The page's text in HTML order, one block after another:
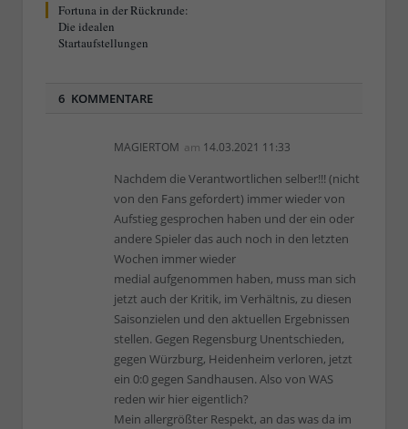
Fortuna in der Rückrunde:
Die idealen
Startaufstellungen
6 KOMMENTARE
MAGIERTOM am 14.03.2021 11:33
Nachdem die Verantwortlichen selber!!! (nicht
von den Fans gefordert) immer wieder von
Aufstieg gesprochen haben und der ein oder
andere Spieler das auch noch in den letzten
Wochen immer wieder
medial aufgenommen haben, muss man sich
jetzt auch der Kritik, im Verhältnis, zu diesen
Saisonzielen und den aktuellen Ergebnissen
stellen. Gegen Regensburg Unentschieden,
gegen Würzburg, Heidenheim verloren, jetzt
ein 0:0 gegen Sandhausen. Also von WAS
reden wir hier eigentlich?
Mein allergrößter Respekt, an das was da im